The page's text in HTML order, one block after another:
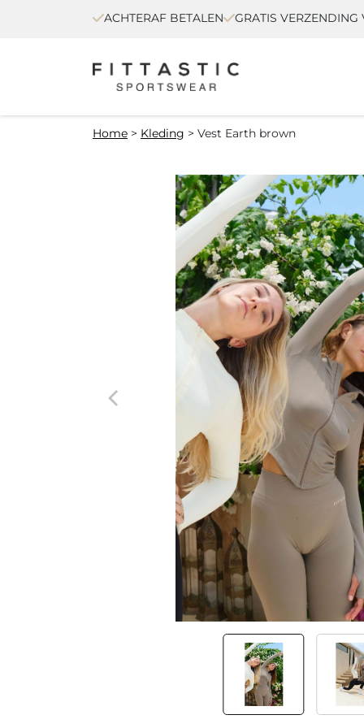
ACHTERAF BETALEN GRATIS VERZENDING
Home > Kleding > Vest Earth brown